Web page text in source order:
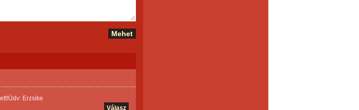
Erzsike
Válasz